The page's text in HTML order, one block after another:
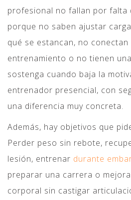
profesional no fallan por falta
porque no saben ajustar
qué se estancan, no
entrenamiento o no tienen
sostenga cuando baja la
entrenador presencial, con
una diferencia muy concreta.
Además, hay objetivos que
Perder peso sin rebote,
lesión, entrenar durante
preparar una carrera o
corporal sin castigar